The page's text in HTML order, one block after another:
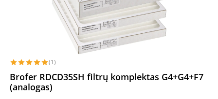
(1)
Brofer RDCD35SH filtrų komplektas G4+G4+F7
(analogas)